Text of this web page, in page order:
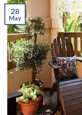
28
May